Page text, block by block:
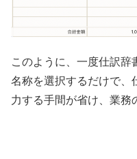
このように、一度仕訳辞
名称を選択するだけで、
力する手間が省け、業務